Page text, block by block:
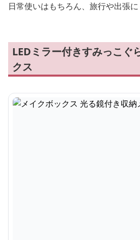
日常使いはもちろん、旅行や出張に
LEDミラー付きすみっこぐ
クス